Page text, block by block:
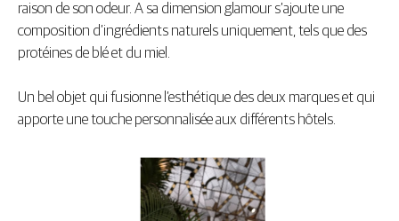
raison de son odeur. A sa dimension glamour s’ajoute une
composition d’ingrédients naturels uniquement, tels que des
protéines de blé et du miel.
Un bel objet qui fusionne l’esthétique des deux marques et qui
apporte une touche personnalisée aux différents hôtels.